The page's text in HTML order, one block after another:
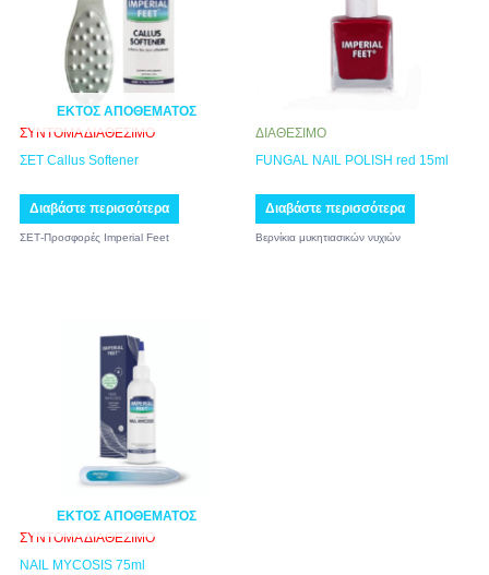
ΕΚΤΌΣ ΑΠΟΘΈΜΑΤΟΣ
ΣΥΝΤΟΜΑ ΔΙΑΘΕΣΙΜΟ
ΣΕΤ Callus Softener
Διαβάστε περισσότερα
ΣΕΤ-Προσφορές Imperial Feet
ΔΙΑΘΕΣΙΜΟ
FUNGAL NAIL POLISH red 15ml
Διαβάστε περισσότερα
Βερνίκια μυκητιασικών νυχιών
ΕΚΤΌΣ ΑΠΟΘΈΜΑΤΟΣ
ΣΥΝΤΟΜΑ ΔΙΑΘΕΣΙΜΟ
NAIL MYCOSIS 75ml